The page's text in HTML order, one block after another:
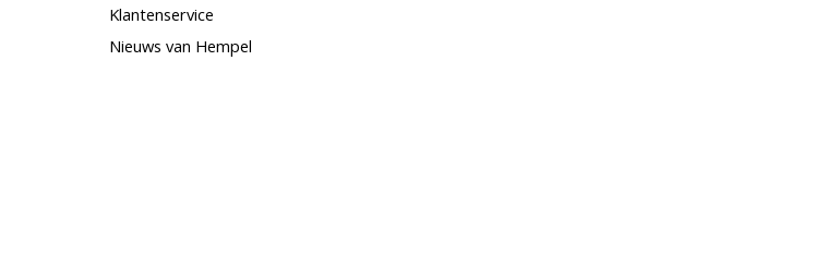
Klantenservice
Nieuws van Hempel